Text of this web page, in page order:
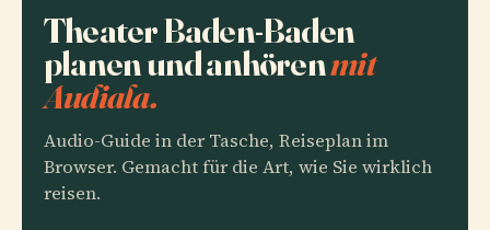
Theater Baden-Baden
planen und anhörenmit
Audiala.
Audio-Guide in der Tasche, Reiseplan im
Browser. Gemacht für die Art, wie Sie wirklich
reisen.